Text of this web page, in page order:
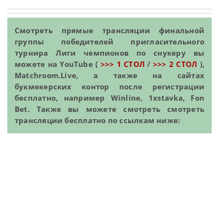
Смотреть прямые трансляции финальной
группы победителей пригласительного
турнира Лиги чемпионов по снукеру вы
можете на YouTube ( >>> 1 СТОЛ / >>> 2 СТОЛ ),
Matchroom.Live, а также на сайтах
букмекерских контор после регистрации
бесплатно, например Winline, 1xstavka, Fon
Bet. Также вы можете смотреть смотреть
трансляции бесплатно по ссылкам ниже: